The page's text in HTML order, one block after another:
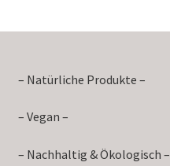
– Natürliche Produkte –
– Vegan –
– Nachhaltig & Ökologisch –